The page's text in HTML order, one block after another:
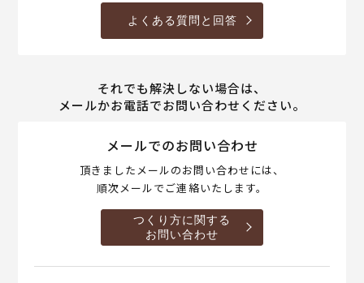
よくある質問と回答
それでも解決しない場合は、
メールかお電話でお問い合わせください。
メールでのお問い合わせ
頂きましたメールのお問い合わせには、
順次メールでご連絡いたします。
つくり方に関する
お問い合わせ